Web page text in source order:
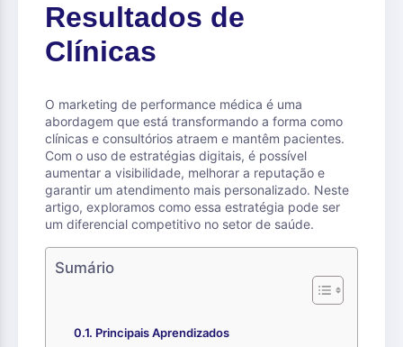
Resultados de
Clínicas
O marketing de performance médica é uma
abordagem que está transformando a forma como
clínicas e consultórios atraem e mantêm pacientes.
Com o uso de estratégias digitais, é possível
aumentar a visibilidade, melhorar a reputação e
garantir um atendimento mais personalizado. Neste
artigo, exploramos como essa estratégia pode ser
um diferencial competitivo no setor de saúde.
Sumário
Principais Aprendizados